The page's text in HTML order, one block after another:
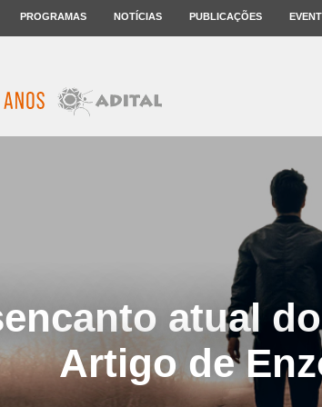
PROGRAMAS NOTÍCIAS PUBLICAÇÕES
atual
Artigo de